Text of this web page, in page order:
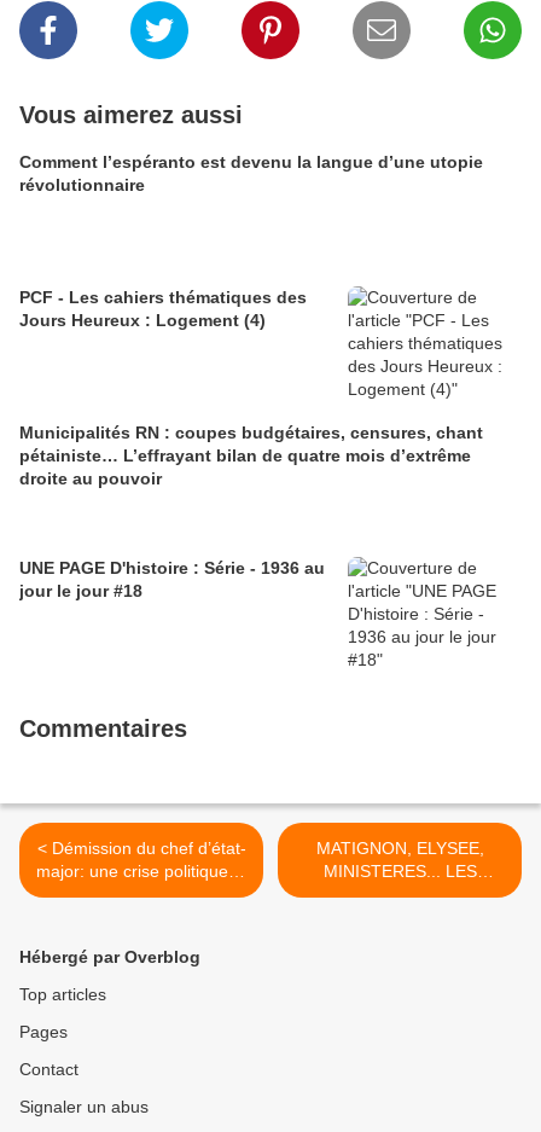
Vous aimerez aussi
Comment l’espéranto est devenu la langue d’une utopie
révolutionnaire
PCF - Les cahiers thématiques des
Jours Heureux : Logement (4)
Municipalités RN : coupes budgétaires, censures, chant
pétainiste… L’effrayant bilan de quatre mois d’extrême
droite au pouvoir
UNE PAGE D'histoire : Série - 1936 au
jour le jour #18
Commentaires
< Démission du chef d’état-
major: une crise politique et
militaire (Médiapart –
MATIGNON, ELYSEE,
MINISTERES... LES
CABINETS VERROUILLES
Hébergé par Overblog
Top articles
Pages
Contact
Signaler un abus